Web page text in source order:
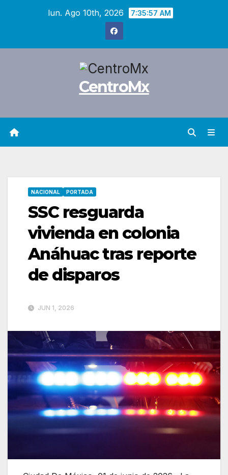
lun. Ago 10th, 2026 7:35:58 AM
CentroMx
NACIONAL PORTADA
SSC resguarda
vivienda en colonia
Anáhuac tras reporte
de disparos
JUN 1, 2026